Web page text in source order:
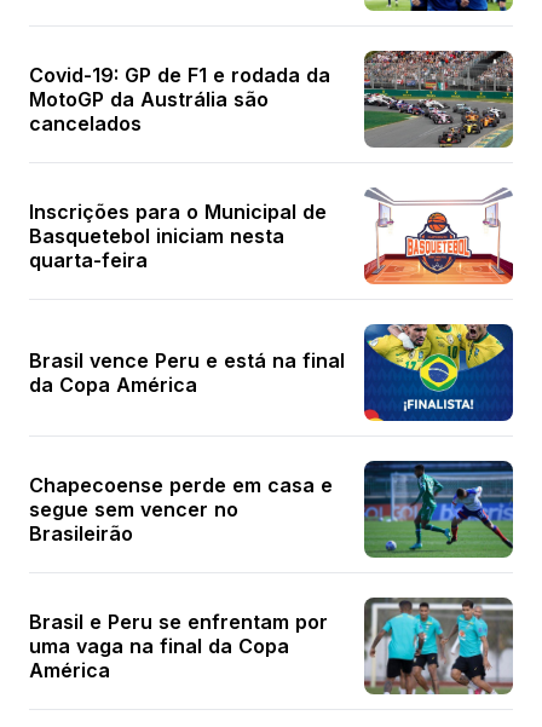
Covid-19: GP de F1 e rodada da
MotoGP da Austrália são
cancelados
Inscrições para o Municipal de
Basquetebol iniciam nesta
quarta-feira
Brasil vence Peru e está na final
da Copa América
Chapecoense perde em casa e
segue sem vencer no
Brasileirão
Brasil e Peru se enfrentam por
uma vaga na final da Copa
América